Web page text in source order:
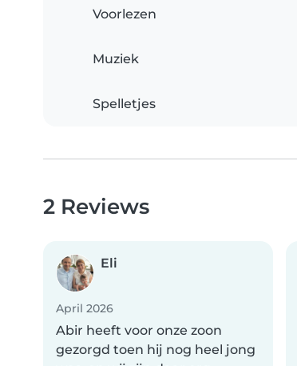
Voorlezen
Muziek
Spelletjes
2 Reviews
Eli
April 2026
Abir heeft voor onze zoon
gezorgd toen hij nog heel jong